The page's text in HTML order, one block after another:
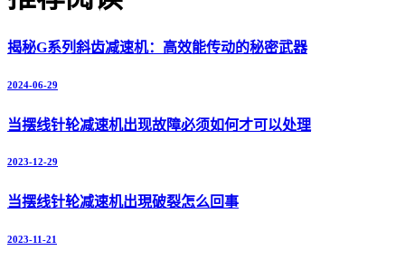
揭秘G系列斜齿减速机：高效能传动的秘密武器
2024-06-29
当摆线针轮减速机出现故障必须如何才可以处理
2023-12-29
当摆线针轮减速机出現破裂怎么回事
2023-11-21